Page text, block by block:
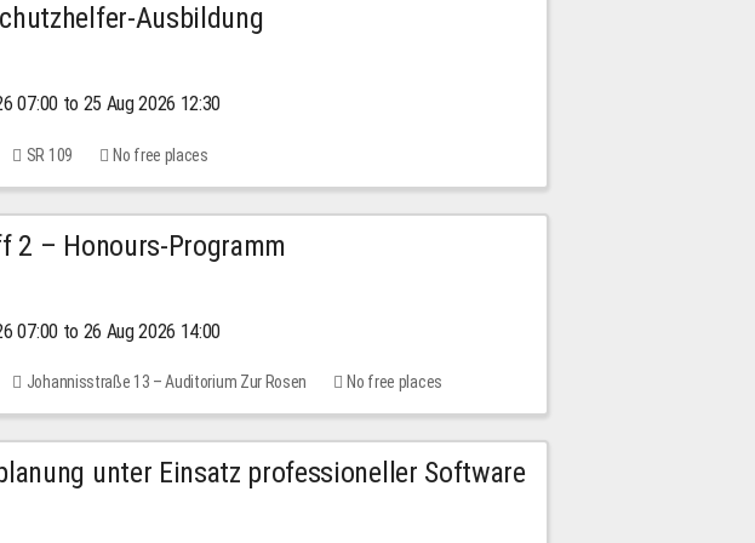
Ausbildung
07:00 to 25 Aug 2026 12:30
SR 109 No free places
2 – Honours-Programm
07:00 to 26 Aug 2026 14:00
Johannisstraße 13 – Auditorium Zur Rosen No free places
unter Einsatz professioneller Software